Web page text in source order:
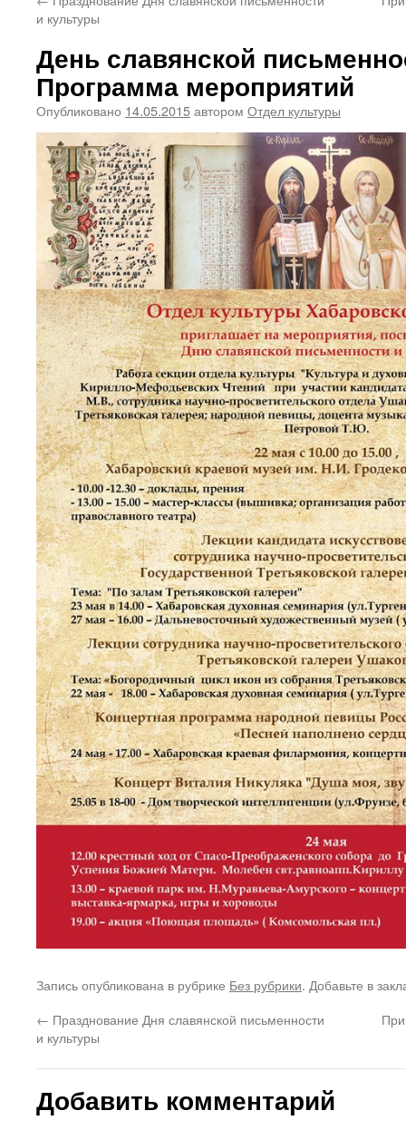
и культуры
День славянской
Программа мероприятий
Опубликовано 14.05.2015автором Отдел культуры
Запись опубликована в рубрике Без рубрики. Добавьте в
← Празднование Дня славянской письменности
и культуры
Добавить комментарий